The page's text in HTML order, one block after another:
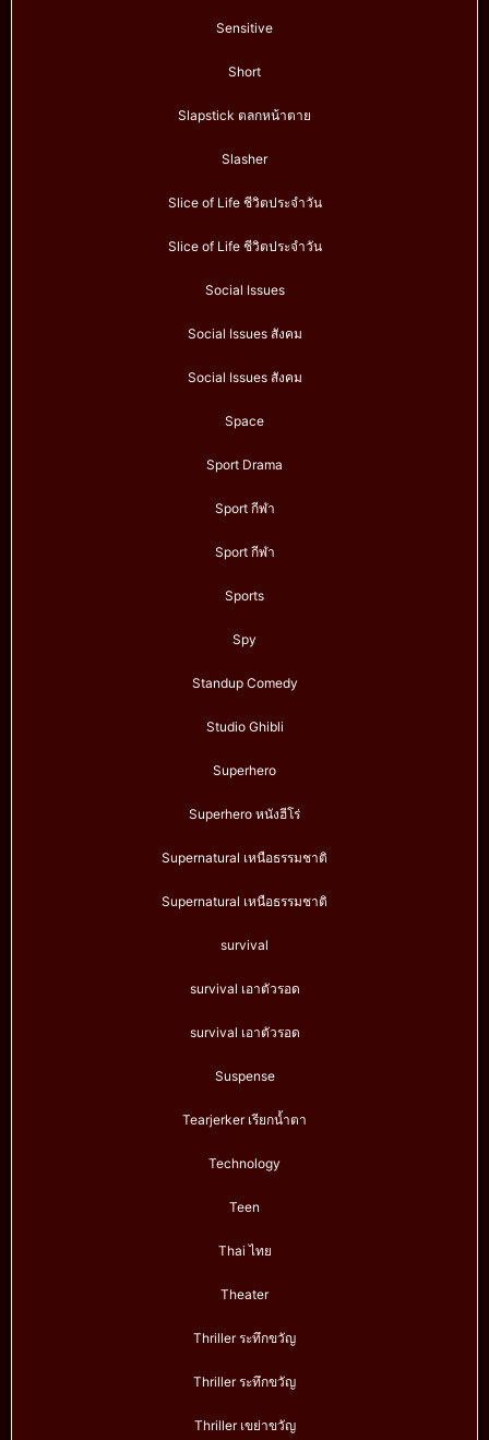
Sensitive
Short
Slapstick ตลกหน้าตาย
Slasher
Slice of Life ชีวิตประจำวัน
Slice of Life ชีวิตประจำวัน
Social Issues
Social Issues สังคม
Social Issues สังคม
Space
Sport Drama
Sport กีฬา
Sport กีฬา
Sports
Spy
Standup Comedy
Studio Ghibli
Superhero
Superhero หนังฮีโร่
Supernatural เหนือธรรมชาติ
Supernatural เหนือธรรมชาติ
survival
survival เอาตัวรอด
survival เอาตัวรอด
Suspense
Tearjerker เรียกน้ำตา
Technology
Teen
Thai ไทย
Theater
Thriller ระทึกขวัญ
Thriller ระทึกขวัญ
Thriller เขย่าขวัญ